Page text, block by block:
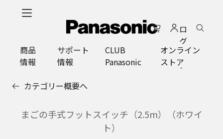
ロ
グ
イ
ン
商品
情報
サポート
情報
CLUB
Panasonic
オンライン
ストア
カテゴリー概要へ
まごの手式フットスイッチ（2.5m）（ホワイ
ト）